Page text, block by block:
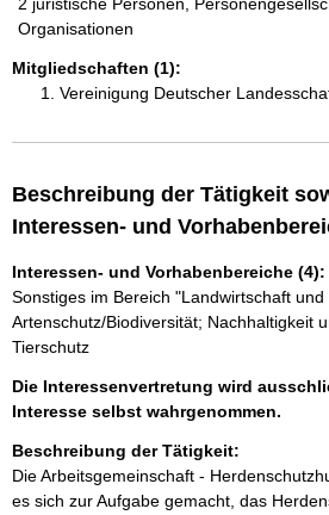
Organisationen
Mitgliedschaften (1):
Vereinigung Deutscher
Beschreibung der Tätigkeit
Interessen- und
Interessen- und Vorhabenbereiche (4):
Sonstiges im Bereich "Landwirtschaft und
Artenschutz/Biodiversität; Nachhaltigkeit
Tierschutz
Die Interessenvertretung wird
Interesse selbst wahrgenommen.
Beschreibung der Tätigkeit:
Die Arbeitsgemeinschaft -
es sich zur Aufgabe gemacht, das